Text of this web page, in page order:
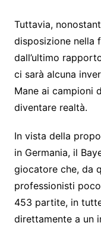
Tuttavia,
disposizione nella
dall’ultimo
ci sarà alcuna
Mane ai campioni
diventare realtà.
In vista della
in Germania, il
giocatore che, da
professionisti
453 partite, in
direttamente a un